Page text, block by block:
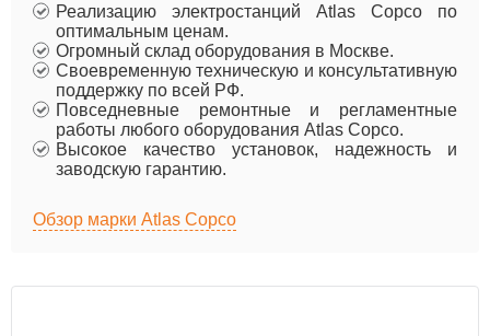
Реализацию электростанций Atlas Copco по
оптимальным ценам.
Огромный склад оборудования в Москве.
Своевременную техническую и консультативную
поддержку по всей РФ.
Повседневные ремонтные и регламентные
работы любого оборудования Atlas Copco.
Высокое качество установок, надежность и
заводскую гарантию.
Обзор марки Atlas Copco